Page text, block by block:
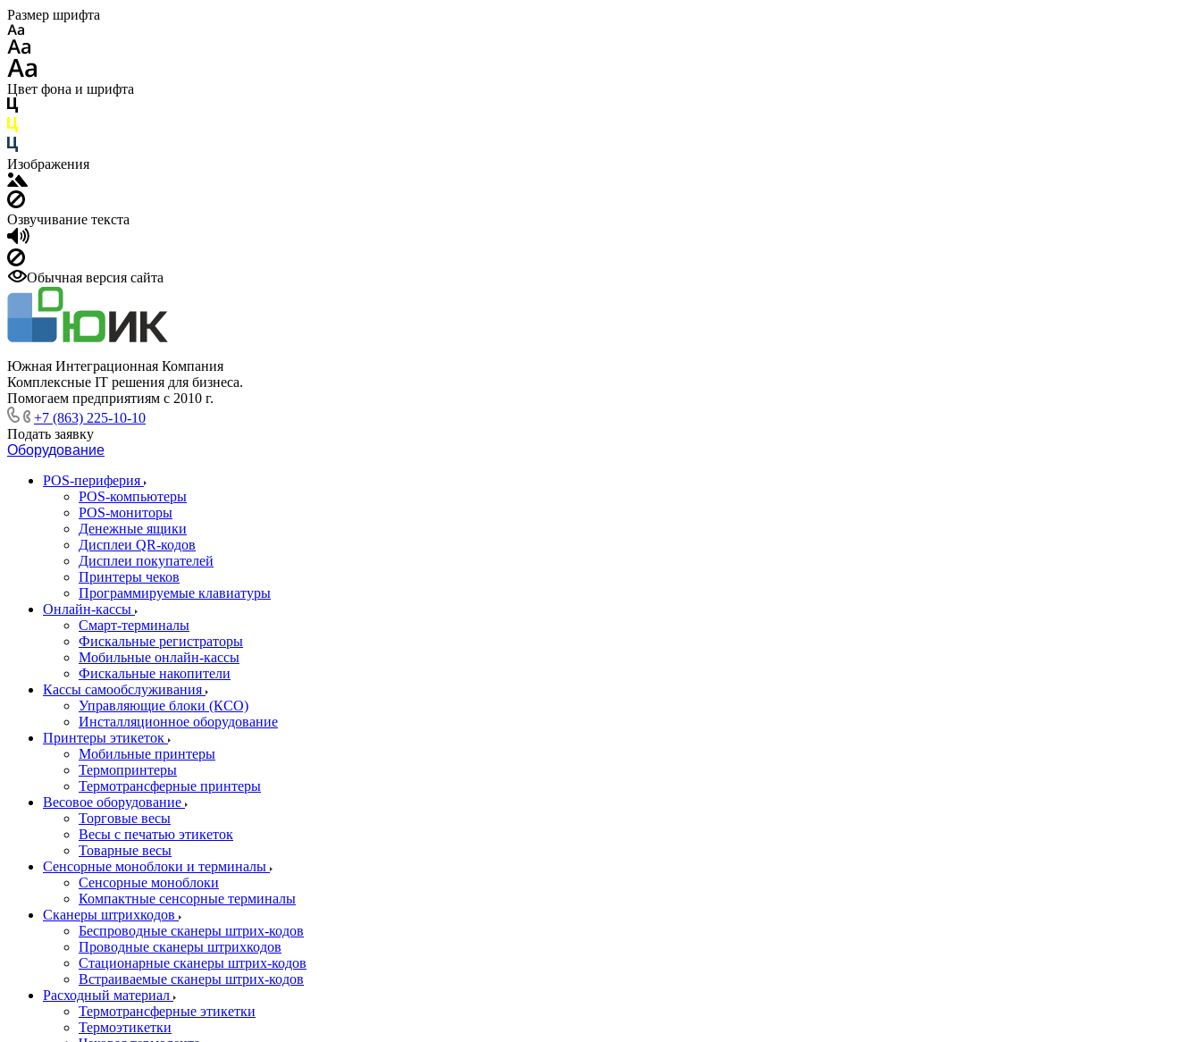
Размер шрифта
Цвет фона и шрифта
Изображения
Озвучивание текста
Обычная версия сайта
Южная Интеграционная Компания
Комплексные IT решения для бизнеса.
Помогаем предприятиям с 2010 г.
+7 (863) 225-10-10
Подать заявку
Оборудование
POS-периферия
POS-компьютеры
POS-мониторы
Денежные ящики
Дисплеи QR-кодов
Дисплеи покупателей
Принтеры чеков
Программируемые клавиатуры
Онлайн-кассы
Смарт-терминалы
Фискальные регистраторы
Мобильные онлайн-кассы
Фискальные накопители
Кассы самообслуживания
Управляющие блоки (КСО)
Инсталляционное оборудование
Принтеры этикеток
Мобильные принтеры
Термопринтеры
Термотрансферные принтеры
Весовое оборудование
Торговые весы
Весы с печатью этикеток
Товарные весы
Сенсорные моноблоки и терминалы
Сенсорные моноблоки
Компактные сенсорные терминалы
Сканеры штрихкодов
Беспроводные сканеры штрих-кодов
Проводные сканеры штрихкодов
Стационарные сканеры штрих-кодов
Встраиваемые сканеры штрих-кодов
Расходный материал
Термотрансферные этикетки
Термоэтикетки